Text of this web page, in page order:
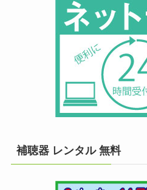
補聴器 レンタル 無料